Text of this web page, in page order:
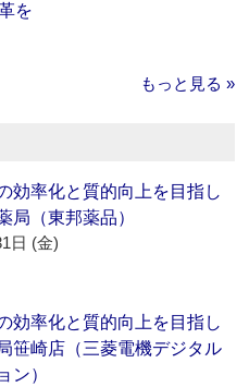
を
もっと見る »
効率化と質的向上を目指し
局（東邦薬品）
日 (金)
効率化と質的向上を目指し
笹崎店（三菱電機デジタル
ン）